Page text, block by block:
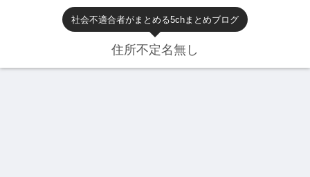
社会不適合者がまとめる5chまとめブログ
住所不定名無し